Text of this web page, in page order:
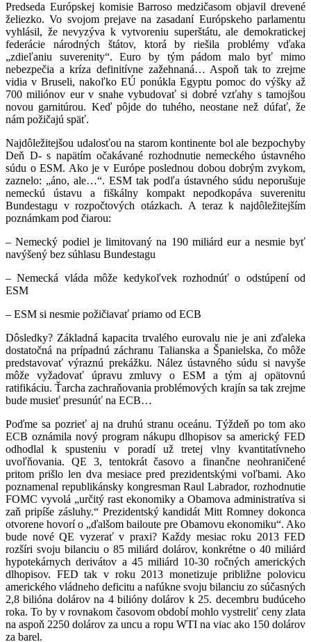
Predseda Európskej komisie Barroso medzičasom objavil drevené
želiezko. Vo svojom prejave na zasadaní Európskeho parlamentu
vyhlásil, že nevyzýva k vytvoreniu superštátu, ale demokratickej
federácie národných štátov, ktorá by riešila problémy vďaka
„zdieľaniu suverenity“. Euro by tým pádom malo byť mimo
nebezpečia a kríza definitívne zažehnaná… Aspoň tak to zrejme
vidia v Bruseli, nakoľko EÚ ponúkla Egyptu pomoc do výšky až
700 miliónov eur v snahe vybudovať si dobré vzťahy s tamojšou
novou garnitúrou. Keď pôjde do tuhého, neostane než dúfať, že
nám požičajú späť.
Najdôležitejšou udalosťou na starom kontinente bol ale bezpochyby
Deň D- s napätím očakávané rozhodnutie nemeckého ústavného
súdu o ESM. Ako je v Európe poslednou dobou dobrým zvykom,
zaznelo: „áno, ale…“. ESM tak podľa ústavného súdu neporušuje
nemeckú ústavu a fiškálny kompakt nepodkopáva suverenitu
Bundestagu v rozpočtových otázkach. A teraz k najdôležitejším
poznámkam pod čiarou:
– Nemecký podiel je limitovaný na 190 miliárd eur a nesmie byť
navýšený bez súhlasu Bundestagu
– Nemecká vláda môže kedykoľvek rozhodnúť o odstúpení od
ESM
– ESM si nesmie požičiavať priamo od ECB
Dôsledky? Základná kapacita trvalého eurovalu nie je ani zďaleka
dostatočná na prípadnú záchranu Talianska a Španielska, čo môže
predstavovať výraznú prekážku. Nález ústavného súdu si navyše
môže vyžadovať úpravu zmluvy o ESM a tým aj opätovnú
ratifikáciu. Ťarcha zachraňovania problémových krajín sa tak zrejme
bude musieť presunúť na ECB…
Poďme sa pozrieť aj na druhú stranu oceánu. Týždeň po tom ako
ECB oznámila nový program nákupu dlhopisov sa americký FED
odhodlal k spusteniu v poradí už tretej vlny kvantitatívneho
uvoľňovania. QE 3, tentokrát časovo a finančne neohraničené
pritom prišlo len dva mesiace pred prezidentskými voľbami. Ako
poznamenal republikánsky kongresman Raul Labrador, rozhodnutie
FOMC vyvolá „určitý rast ekonomiky a Obamova administratíva si
zaň pripíše zásluhy.“ Prezidentský kandidát Mitt Romney dokonca
otvorene hovorí o „ďalšom bailoute pre Obamovu ekonomiku“. Ako
bude nové QE vyzerať v praxi? Každy mesiac roku 2013 FED
rozšíri svoju bilanciu o 85 miliárd dolárov, konkrétne o 40 miliárd
hypotekárnych derivátov a 45 miliárd 10-30 ročných amerických
dlhopisov. FED tak v roku 2013 monetizuje približne polovicu
amerického vládneho deficitu a nafúkne svoju bilanciu zo súčasných
2,8 bilióna dolárov na 4 bilióny dolárov k 25. decembru budúceho
roka. To by v rovnakom časovom období mohlo vystreliť ceny zlata
na aspoň 2250 dolárov za uncu a ropu WTI na viac ako 150 dolárov
za barel.